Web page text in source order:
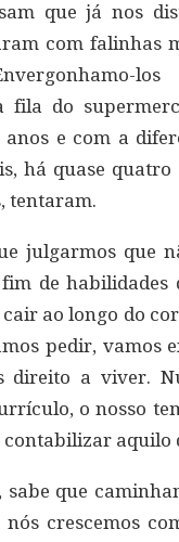
que já nos
com falinhas
fila do
e com a
há quase
tentaram.
julgarmos que
de habilidades
ao longo do
pedir, vamos
direito a viver.
o nosso
contabilizar aquilo
sabe que
crescemos